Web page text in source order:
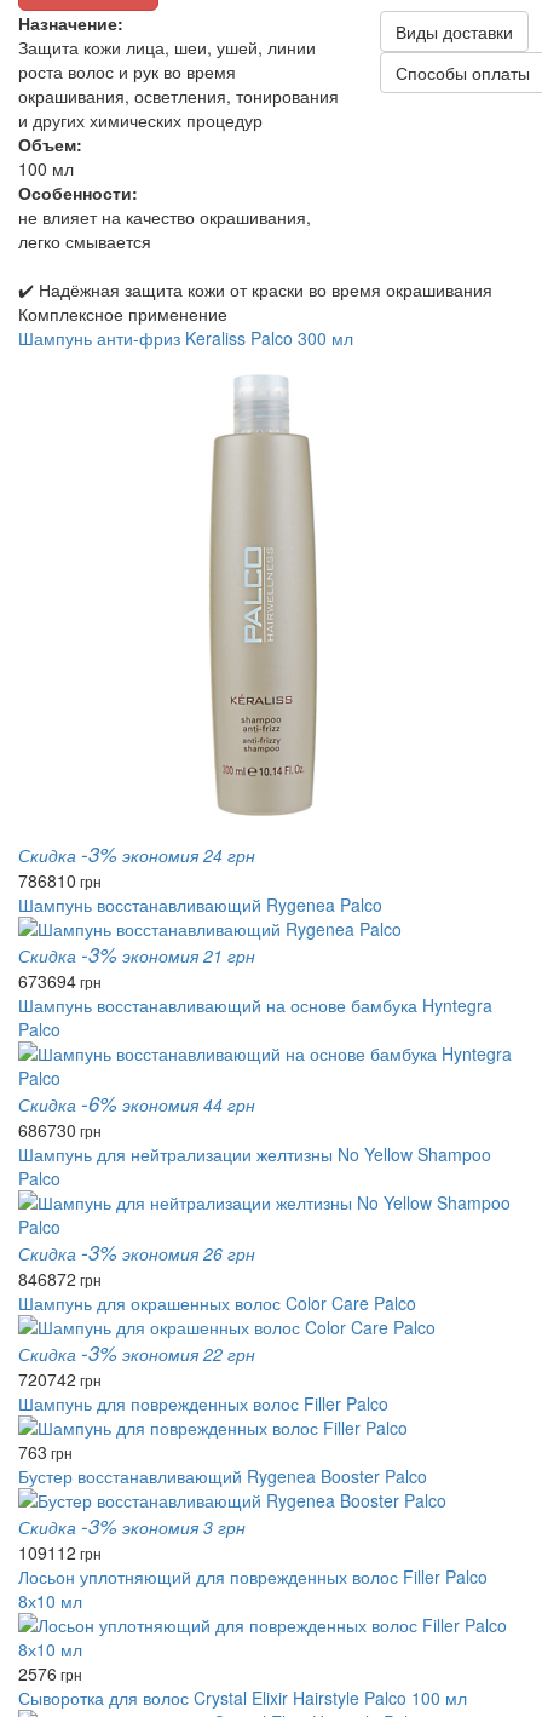
Назначение:
Защита кожи лица, шеи, ушей, линии
роста волос и рук во время
окрашивания, осветления, тонирования
и других химических процедур
Объем:
100 мл
Особенности:
не влияет на качество окрашивания,
легко смывается
Виды доставки
Способы оплаты
✔️ Надёжная защита кожи от краски во время окрашивания
Комплексное применение
Шампунь анти-фриз Keraliss Palco 300 мл
Скидка -3% экономия 24 грн
786810 грн
Шампунь восстанавливающий Rygenea Palco
Скидка -3% экономия 21 грн
673694грн
Шампунь восстанавливающий на основе бамбука Hyntegra
Palco
Скидка -6% экономия 44 грн
686730 грн
Шампунь для нейтрализации желтизны No Yellow Shampoo
Palco
Скидка -3% экономия 26 грн
846872 грн
Шампунь для окрашенных волос Color Care Palco
Скидка -3% экономия 22 грн
720742 грн
Шампунь для поврежденных волос Filler Palco
763 грн
Бустер восстанавливающий Rygenea Booster Palco
Скидка -3% экономия 3 грн
109112 грн
Лосьон уплотняющий для поврежденных волос Filler Palco
8х10 мл
2576 грн
Сыворотка для волос Crystal Elixir Hairstyle Palco 100 мл